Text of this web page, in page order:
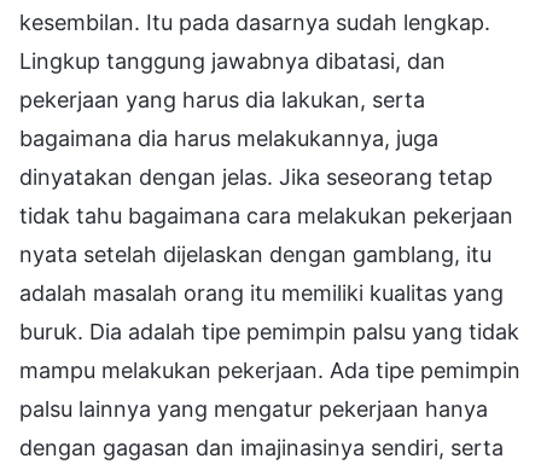
kesembilan. Itu pada dasarnya sudah lengkap.
Lingkup tanggung jawabnya dibatasi, dan
pekerjaan yang harus dia lakukan, serta
bagaimana dia harus melakukannya, juga
dinyatakan dengan jelas. Jika seseorang tetap
tidak tahu bagaimana cara melakukan pekerjaan
nyata setelah dijelaskan dengan gamblang, itu
adalah masalah orang itu memiliki kualitas yang
buruk. Dia adalah tipe pemimpin palsu yang tidak
mampu melakukan pekerjaan. Ada tipe pemimpin
palsu lainnya yang mengatur pekerjaan hanya
dengan gagasan dan imajinasinya sendiri, serta